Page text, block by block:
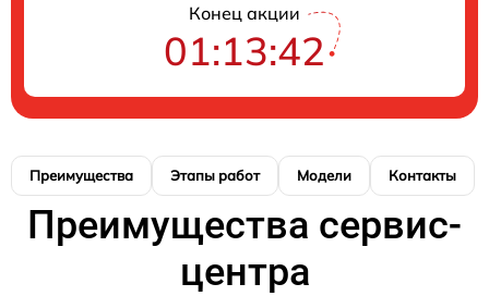
Конец акции
01:13:41
Преимущества Этапы работ Модели Контакты
Преимущества сервис-
центра